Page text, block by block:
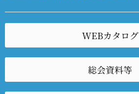
WEBカタログ
総会資料等